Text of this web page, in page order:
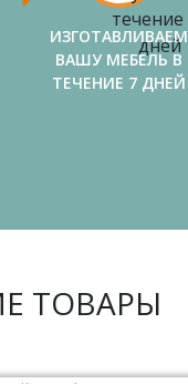
ИЗГОТАВЛИВАЕМ
ВАШУ МЕБЕЛЬ В
ТЕЧЕНИЕ 7 ДНЕЙ
ТОВАРЫ